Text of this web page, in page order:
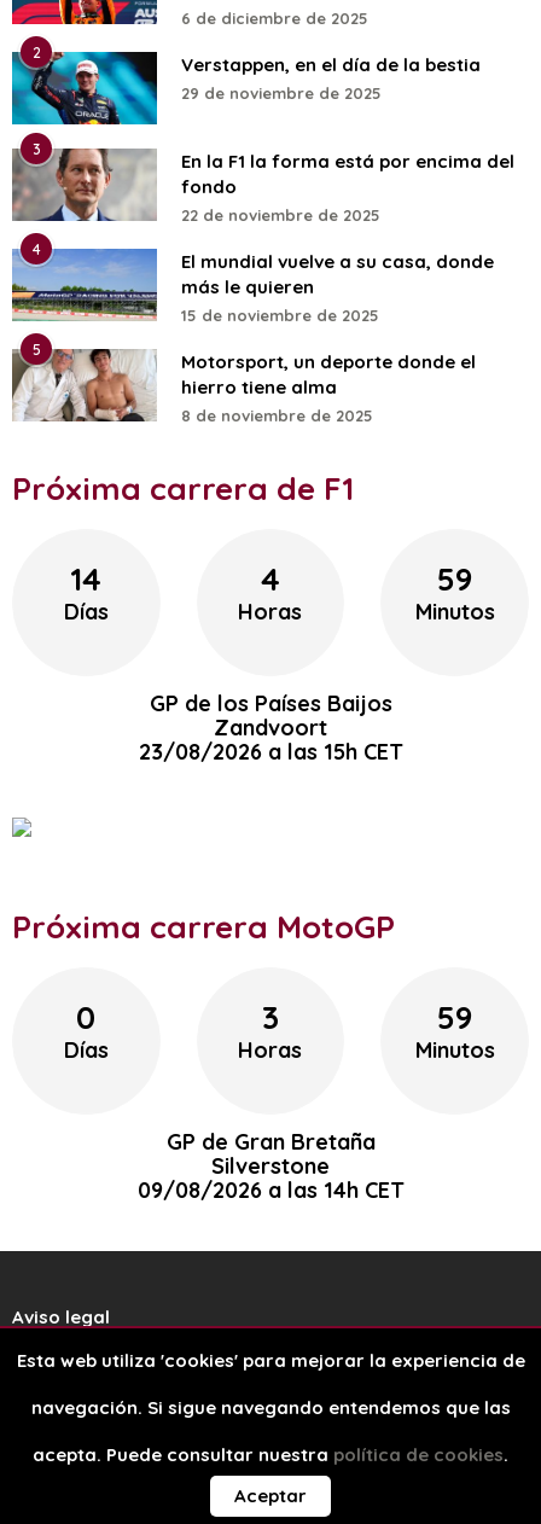
6 de diciembre de 2025
2
Verstappen, en el día de la bestia
29 de noviembre de 2025
3
En la F1 la forma está por encima del
fondo
22 de noviembre de 2025
4
El mundial vuelve a su casa, donde
más le quieren
15 de noviembre de 2025
5
Motorsport, un deporte donde el
hierro tiene alma
8 de noviembre de 2025
Próxima carrera de F1
14
Días
4
Horas
59
Minutos
GP de los Países Baijos
Zandvoort
23/08/2026 a las 15h CET
Próxima carrera MotoGP
0
Días
3
Horas
59
Minutos
GP de Gran Bretaña
Silverstone
09/08/2026 a las 14h CET
Aviso legal
Diseño web
Esta web utiliza 'cookies' para mejorar la experiencia de
navegación. Si sigue navegando entendemos que las
acepta. Puede consultar nuestra política de cookies.
Aceptar